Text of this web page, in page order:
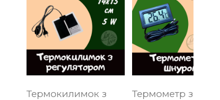
Термокилимок з
Термометр зі